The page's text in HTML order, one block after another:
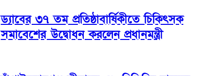
ড্যাবের ৩৭ তম প্রতিষ্ঠাবার্ষিকীতে চিকিৎসক
সমাবেশের উদ্বোধন করলেন প্রধানমন্ত্রী